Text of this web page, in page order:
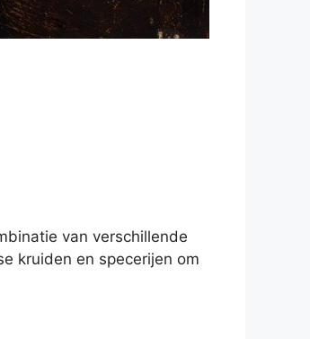
van verschillende
kruiden en specerijen om